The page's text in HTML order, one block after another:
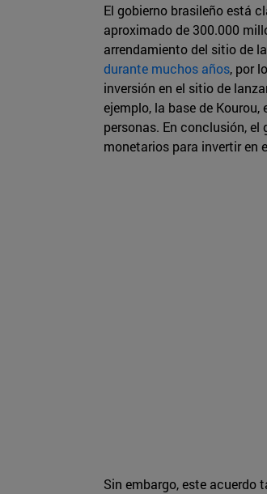
El gobierno brasileño está
aproximado de 300.000
arrendamiento del sitio de
durante muchos años, por
inversión en el sitio de
ejemplo, la base de
personas. En conclusión, el
monetarios para invertir en
Sin embargo, este acuerdo